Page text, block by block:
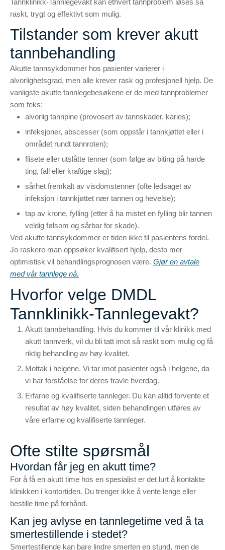
Tannklinikk-Tannlegevakt kan ethvert tannproblem løses så
raskt, trygt og effektivt som mulig.
Tilstander som krever akutt
tannbehandling
Akutte tannsykdommer hos pasienter varierer i
alvorlighetsgrad, men alle krever rask og profesjonell hjelp. De
vanligste akutte tannlegebesøkene er de med tannproblemer
som feks:
alvorlig tannpine (provosert av tannskader, karies);
infeksjoner, abscesser (som oppstår i tannkjøttet eller i
området rundt tannroten);
flisete eller utslåtte tenner (som følge av biting på harde
ting, fall eller kraftige slag);
sårhet fremkalt av visdomstenner (ofte ledsaget av
infeksjon i tannkjøttet nær tannen og hevelse);
tap av krone, fylling (etter å ha mistet en fylling blir tannen
veldig følsom og sårbar for skade).
Ved akutte tannsykdommer er tiden ikke til pasientens fordel.
Jo raskere man oppsøker kvalifisert hjelp, desto mer
optimistisk vil behandlingsprognosen være. Gjør en avtale
med vår tannlege nå.
Hvorfor velge DMDL
Tannklinikk-Tannlegevakt?
Akutt tannbehandling. Hvis du kommer til vår klinikk med
akutt tannverk, vil du bli tatt imot så raskt som mulig og få
riktig behandling av høy kvalitet.
Mottak i helgene. Vi tar imot pasienter også i helgene, da
vi har forståelse for deres travle hverdag.
Erfarne og kvalifiserte tannleger. Du kan alltid forvente et
resultat av høy kvalitet, siden behandlingen utføres av
våre erfarne og kvalifiserte tannleger.
Ofte stilte spørsmål
Hvordan får jeg en akutt time?
For å få en akutt time hos en spesialist er det lurt å kontakte
klinikken i kontortiden. Du trenger ikke å vente lenge eller
bestille time på forhånd.
Kan jeg avlyse en tannlegetime ved å ta
smertestillende i stedet?
Smertestillende kan bare lindre smerten en stund, men de